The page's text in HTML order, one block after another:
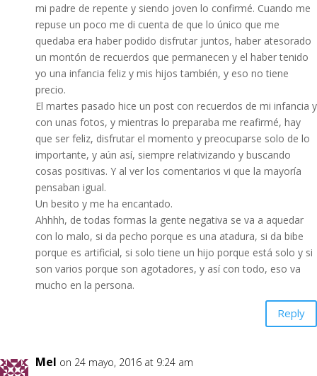
mi padre de repente y siendo joven lo confirmé. Cuando me
repuse un poco me di cuenta de que lo único que me
quedaba era haber podido disfrutar juntos, haber atesorado
un montón de recuerdos que permanecen y el haber tenido
yo una infancia feliz y mis hijos también, y eso no tiene
precio.
El martes pasado hice un post con recuerdos de mi infancia y
con unas fotos, y mientras lo preparaba me reafirmé, hay
que ser feliz, disfrutar el momento y preocuparse solo de lo
importante, y aún así, siempre relativizando y buscando
cosas positivas. Y al ver los comentarios vi que la mayoría
pensaban igual.
Un besito y me ha encantado.
Ahhhh, de todas formas la gente negativa se va a aquedar
con lo malo, si da pecho porque es una atadura, si da bibe
porque es artificial, si solo tiene un hijo porque está solo y si
son varios porque son agotadores, y así con todo, eso va
mucho en la persona.
Reply
Mel on 24 mayo, 2016 at 9:24 am